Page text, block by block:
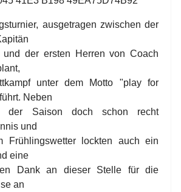
ausgetragen zwischen der
und der ersten Herren von Coach
unter dem Motto "play for
Neben
der Saison doch schon recht
und
Frühlingswetter lockten auch ein
eine
Dank an dieser Stelle für die
an